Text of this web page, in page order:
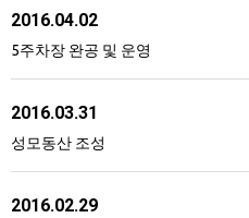
2016.04.02
5주차장 완공 및 운영
2016.03.31
성모동산 조성
2016.02.29